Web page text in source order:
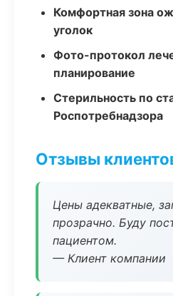
Комфортная зона
уголок
Фото-протокол
планирование
Стерильность по
Роспотребнадзора
Отзывы
Цены адекватные,
прозрачно. Буду
пациентом.
— Клиент компании